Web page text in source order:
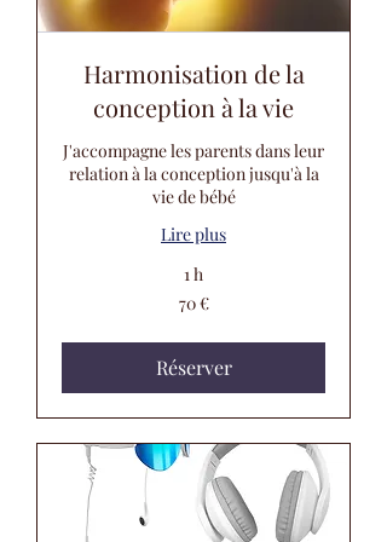
Harmonisation de la
conception à la vie
J'accompagne les parents dans leur
relation à la conception jusqu'à la
vie de bébé
Lire plus
1 h
70 €
Réserver